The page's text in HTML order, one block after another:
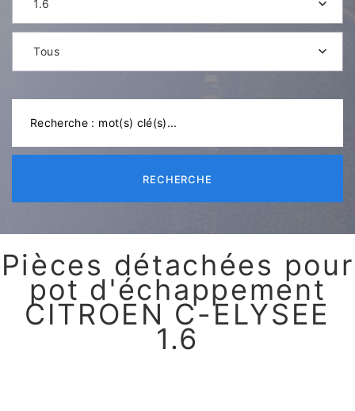
1.6
Tous
RECHERCHE
Pièces détachées pour
pot d'échappement
CITROEN C-ELYSEE
1.6